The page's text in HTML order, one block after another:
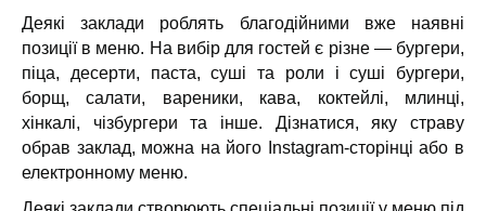
Деякі заклади роблять благодійними вже наявні
позиції в меню. На вибір для гостей є різне — бургери,
піца, десерти, паста, суші та роли і суші бургери,
борщ, салати, вареники, кава, коктейлі, млинці,
хінкалі, чізбургери та інше. Дізнатися, яку страву
обрав заклад, можна на його Instagram-сторінці або в
електронному меню.